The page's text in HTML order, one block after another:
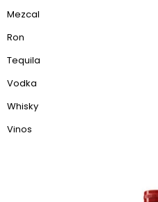
Mezcal
Ron
Tequila
Vodka
Whisky
Vinos